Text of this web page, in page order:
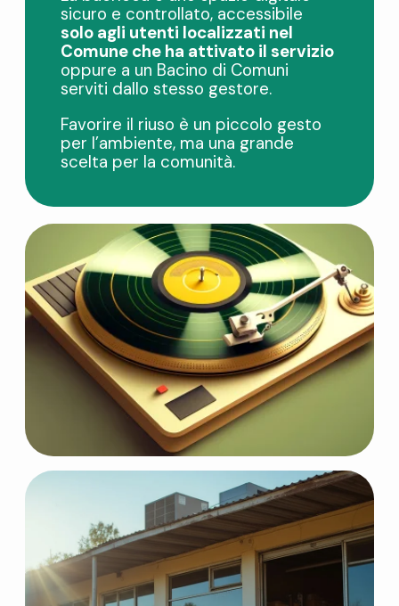
sicuro e controllato, accessibile
solo agli utenti localizzati nel
Comune che ha attivato il servizio
oppure a un Bacino di Comuni
serviti dallo stesso gestore.
Favorire il riuso è un piccolo gesto
per l’ambiente, ma una grande
scelta per la comunità.